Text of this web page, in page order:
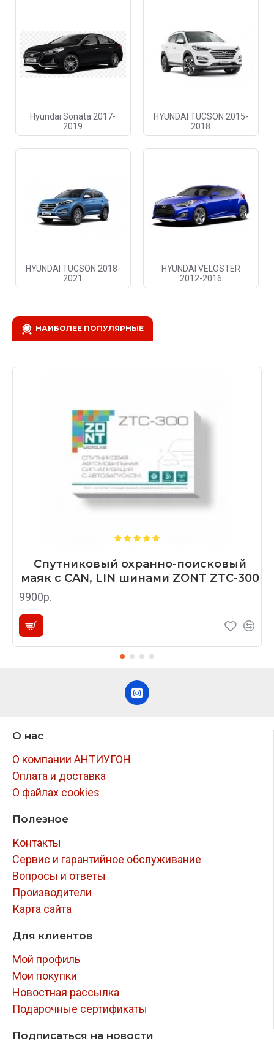
Hyundai Sonata 2017-
2019
HYUNDAI TUCSON 2015-
2018
HYUNDAI TUCSON 2018-
2021
HYUNDAI VELOSTER
2012-2016
НАИБОЛЕЕ ПОПУЛЯРНЫЕ
Спутниковый охранно-поисковый
маяк с CAN, LIN шинами ZONT ZTC-300
9900р.
О нас
О компании АНТИУГОН
Оплата и доставка
О файлах cookies
Полезное
Контакты
Сервис и гарантийное обслуживание
Вопросы и ответы
Производители
Карта сайта
Для клиентов
Мой профиль
Мои покупки
Новостная рассылка
Подарочные сертификаты
Подписаться на новости